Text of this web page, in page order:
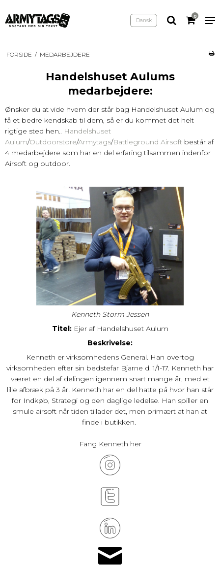
Dansk
0
FORSIDE / MEDARBEJDERE
Handelshuset Aulums
medarbejdere:
Ønsker du at vide hvem der står bag Handelshuset Aulum og
få et bedre kendskab til dem, så er du kommet det helt
rigtige sted hen..
Handelshuset
Aulum/Outdoorstore/Armytags/Battleground Airsoft består af
4 medarbejdere som har en del erfaring tilsammen indenfor
Airsoft og outdoor.
Kenneth Storm Jessen
Titel:Ejer af Handelshuset Aulum
Beskrivelse:
Kenneth er virksomhedens General. Han overtog
virksomheden efter sin bedstefar Bjarne d. 1/1-17. Kenneth har
været en del af delingen igennem snart mange år, med et
lille afbræk på 3 år! Kenneth har en del hatte på hvor han står
for Indkøb, Strategi og den daglige ledelse. Han spiller en
smule airsoft når tiden tillader det, men primært at han at
finde i butikken.
Fang Kenneth her